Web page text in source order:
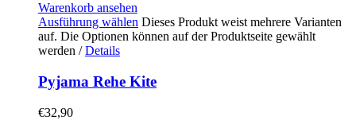
Warenkorb ansehen
Ausführung wählen Dieses Produkt weist mehrere Varianten
auf. Die Optionen können auf der Produktseite gewählt
werden / Details
Pyjama Rehe Kite
€32,90